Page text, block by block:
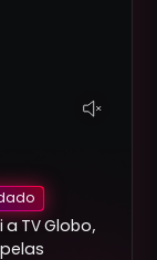
TV Globo,